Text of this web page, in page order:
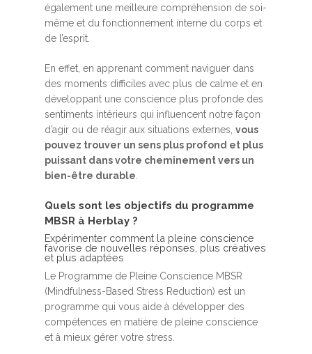
également une meilleure compréhension de soi-
même et du fonctionnement interne du corps et
de l’esprit.
En effet, en apprenant comment naviguer dans
des moments difficiles avec plus de calme et en
développant une conscience plus profonde des
sentiments intérieurs qui influencent notre façon
d’agir ou de réagir aux situations externes, vous
pouvez trouver un sens plus profond et plus
puissant dans votre cheminement vers un
bien-être durable
Quels sont les objectifs du programme
MBSR à Herblay ?
Expérimenter comment la pleine conscience
favorise de nouvelles réponses, plus créatives
et plus adaptées
Le Programme de Pleine Conscience MBSR
(Mindfulness-Based Stress Reduction) est un
programme qui vous aide à développer des
compétences en matière de pleine conscience
et à mieux gérer votre stress.